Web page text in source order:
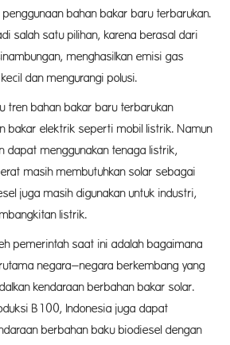
bahan bakar baru terbarukan.
salah satu pilihan, karena berasal dari
menghasilkan emisi gas
dan mengurangi polusi.
tren bahan bakar baru terbarukan
bakar elektrik seperti mobil listrik. Namun
dapat menggunakan tenaga listrik,
masih membutuhkan solar sebagai
juga masih digunakan untuk industri,
listrik.
pemerintah saat ini adalah bagaimana
negara–negara berkembang yang
kendaraan berbahan bakar solar.
B100, Indonesia juga dapat
berbahan baku biodiesel dengan